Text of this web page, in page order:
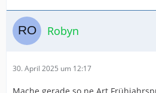
Robyn
30. April 2025 um 12:17